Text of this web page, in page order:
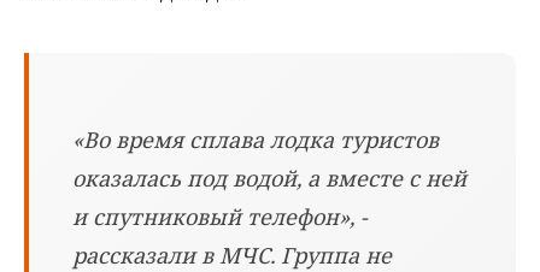
«Во время сплава лодка туристов
оказалась под водой, а вместе с ней
и спутниковый телефон», -
рассказали в МЧС. Группа не